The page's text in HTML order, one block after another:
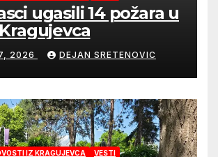
ugasili 14 požara u
2026 DEJAN SRETENOVIC
IZ KRAGUJEVCA VESTI